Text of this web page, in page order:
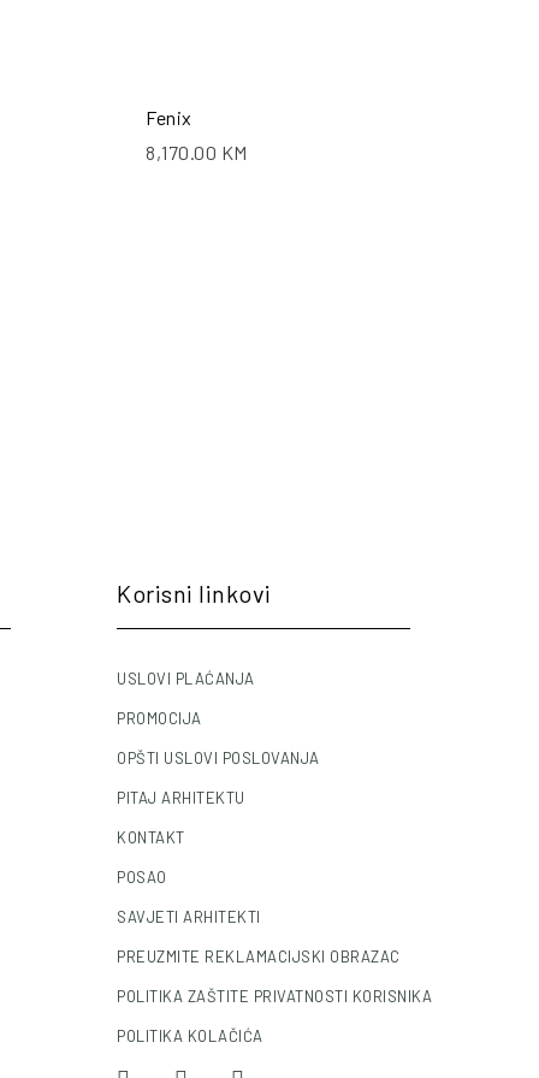
Fenix
8,170.00 KM
Korisni linkovi
USLOVI PLAĆANJA
PROMOCIJA
OPŠTI USLOVI POSLOVANJA
PITAJ ARHITEKTU
KONTAKT
POSAO
SAVJETI ARHITEKTI
PREUZMITE REKLAMACIJSKI OBRAZAC
POLITIKA ZAŠTITE PRIVATNOSTI KORISNIKA
POLITIKA KOLAČIĆA